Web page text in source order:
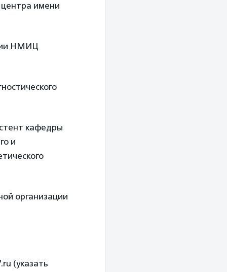
центра имени
НМИЦ
кафедры
и
организации
(указать